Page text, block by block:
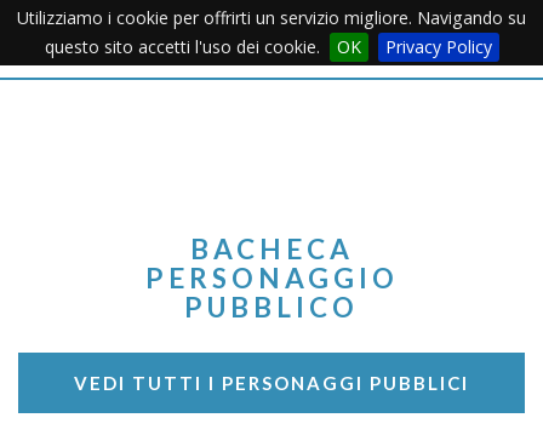
Utilizziamo i cookie per offrirti un servizio migliore. Navigando su
questo sito accetti l'uso dei cookie.
OK Privacy PolicyMenu
BACHECA
PERSONAGGIO
PUBBLICO
VEDI TUTTI I PERSONAGGI PUBBLICI